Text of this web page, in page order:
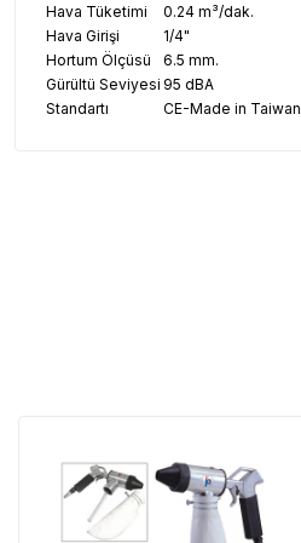
Hava Tüketimi
0.24 m³/dak.
Hava Girişi
1/4"
Hortum Ölçüsü
6.5 mm.
Gürültü Seviyesi 95 dBA
Standartı
CE-Made in Taiwan